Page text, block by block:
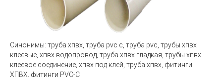
Синонимы: труба хпвх, труба pvc c, труба pvc, трубы хпвх
клеевые, хпвх водопровод, труба хпвх гладкая, трубы хпвх
клеевое соединение, хпвх под клей, труба хпвх, фитинги
ХПВХ, фитинги PVC-C